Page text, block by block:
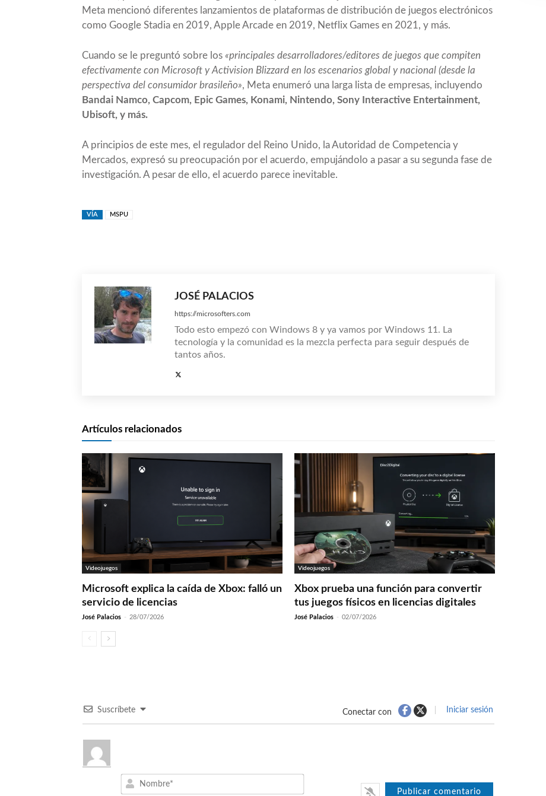
Meta mencionó diferentes lanzamientos de plataformas de distribución de juegos electrónicos
como Google Stadia en 2019, Apple Arcade en 2019, Netflix Games en 2021, y más.
Cuando se le preguntó sobre los «principales desarrolladores/editores de juegos que compiten
efectivamente con Microsoft y Activision Blizzard en los escenarios global y nacional (desde la
perspectiva del consumidor brasileño», Meta enumeró una larga lista de empresas, incluyendo
Bandai Namco, Capcom, Epic Games, Konami, Nintendo, Sony Interactive Entertainment,
Ubisoft, y más.
A principios de este mes, el regulador del Reino Unido, la Autoridad de Competencia y
Mercados, expresó su preocupación por el acuerdo, empujándolo a pasar a su segunda fase de
investigación. A pesar de ello, el acuerdo parece inevitable.
VÍA MSPU
JOSÉ PALACIOS
https://microsofters.com
Todo esto empezó con Windows 8 y ya vamos por Windows 11. La
tecnología y la comunidad es la mezcla perfecta para seguir después de
tantos años.
Artículos relacionados
Videojuegos
Microsoft explica la caída de Xbox: falló un
servicio de licencias
José Palacios - 28/07/2026
Videojuegos
Xbox prueba una función para convertir
tus juegos físicos en licencias digitales
José Palacios - 02/07/2026
Suscríbete Conectar con Iniciar sesión